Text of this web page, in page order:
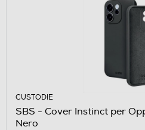
CUSTODIE
SBS - Cover Instinct per
Nero